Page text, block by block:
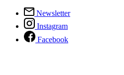
Newsletter
Instagram
Facebook